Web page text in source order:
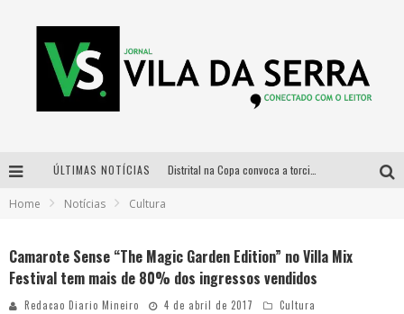
ÚLTIMAS NOTÍCIAS
Designer mineira lança jogo educativo sobre coleta seletiva na maior feira de jogos de tabuleiro da América Latina
Home Notícias Cultura
Camarote Sense “The Magic Garden Edition” no Villa Mix
Festival tem mais de 80% dos ingressos vendidos
Redacao Diario Mineiro 4 de abril de 2017 Cultura